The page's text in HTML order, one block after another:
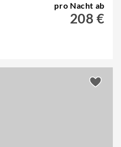
pro Nacht ab
208 €